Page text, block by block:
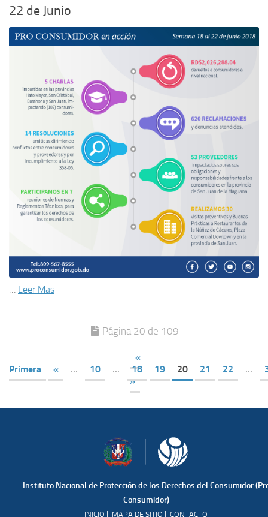
22 de Junio
… Leer Mas
Página 20 de 109
«
Primera
« ... 10 ... 18 19 20 21 22 ...
»
Instituto Nacional de Protección de los Derechos del Consumidor
Consumidor)
INICIO | MAPA DE SITIO | CONTACTO